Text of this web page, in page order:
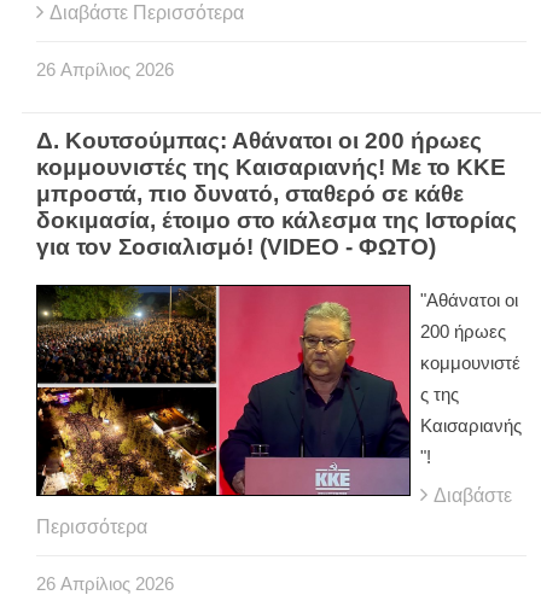
Διαβάστε Περισσότερα
26 Απρίλιος 2026
Δ. Κουτσούμπας: Αθάνατοι οι 200 ήρωες
κομμουνιστές της Καισαριανής! Με το ΚΚΕ
μπροστά, πιο δυνατό, σταθερό σε κάθε
δοκιμασία, έτοιμο στο κάλεσμα της Ιστορίας
για τον Σοσιαλισμό! (VIDEO - ΦΩΤΟ)
"Αθάνατοι οι
200 ήρωες
κομμουνιστέ
ς της
Καισαριανής
"!
Διαβάστε
Περισσότερα
26 Απρίλιος 2026